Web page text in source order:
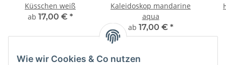
Küsschen weiß
ab 17,00 € *
Kaleidoskop mandarine
aqua
ab 17,00 € *
Wie wir Cookies & Co nutzen